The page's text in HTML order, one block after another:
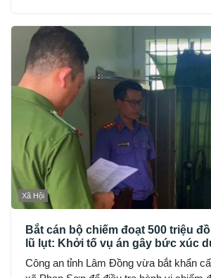
Xã Hội
Bắt cán bộ chiếm đoạt 500 triệu
lũ lụt: Khởi tố vụ án gây bức xúc
Công an tỉnh Lâm Đồng vừa bắt khẩn